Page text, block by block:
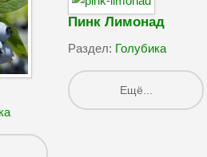
Пинк Лимонад
Раздел: Голубика
Ещё...